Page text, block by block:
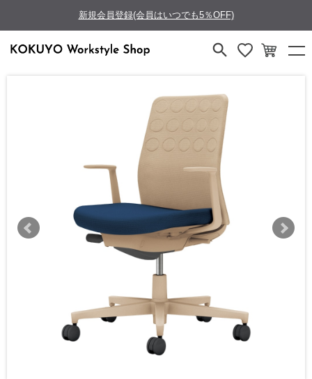
新規会員登録(会員はいつでも5％OFF)